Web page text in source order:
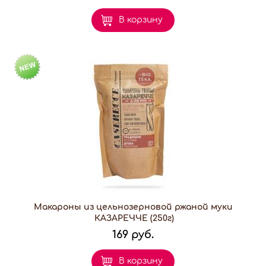
В корзину
Макароны из цельнозерновой ржаной муки
КАЗАРЕЧЧЕ (250г)
169 руб.
В корзину